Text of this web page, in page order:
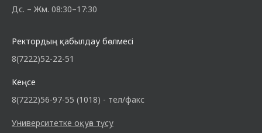
Дс. – Жм. 08:30–17:30
Ректордың қабылдау бөлмесі
8(7222)52-22-51
Кеңсе
8(7222)56-97-55 (1018) - тел/факс
Университетке оқуға түсу